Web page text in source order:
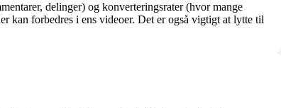
delinger) og konverteringsrater (hvor mange
kan forbedres i ens videoer. Det er også vigtigt at lytte til